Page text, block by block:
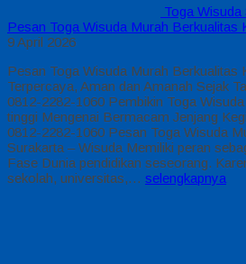
Toga Wisuda
Pesan Toga Wisuda Murah Berkualitas
9 April 2026
Pesan Toga Wisuda Murah Berkualitas
Terpercaya, Aman dan Amanah Sejak
0812-2282-1060 Pembikin Toga
tinggi Mengenai Bermacam Jenjang
0812-2282-1060 Pesan Toga Wisuda
Surakarta – Wisuda Memiliki peran
Fase Dunia pendidikan seseorang.
sekolah, universitas,… selengkapnya